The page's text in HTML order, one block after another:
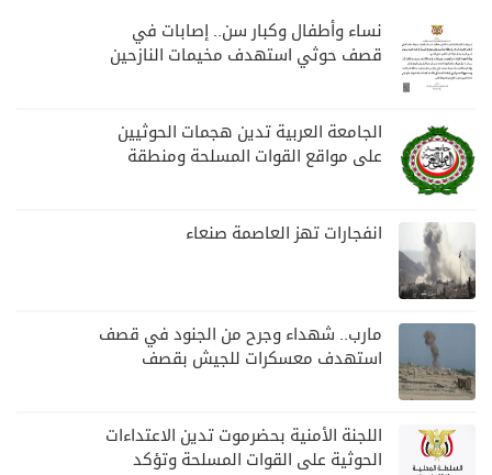
نساء وأطفال وكبار سن.. إصابات في
قصف حوثي استهدف مخيمات النازحين
الجامعة العربية تدين هجمات الحوثيين
على مواقع القوات المسلحة ومنطقة
انفجارات تهز العاصمة صنعاء
مارب.. شهداء وجرح من الجنود في قصف
استهدف معسكرات للجيش بقصف
اللجنة الأمنية بحضرموت تدين الاعتداءات
الحوثية على القوات المسلحة وتؤكد